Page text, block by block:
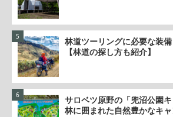
林道ツーリングに必要な装
【林道の探し方も紹介】
サロベツ原野の「兜沼公園
林に囲まれた自然豊かなキ